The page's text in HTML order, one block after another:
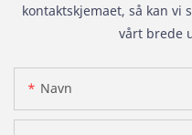
kontaktskjemaet, så kan
vårt brede
Navn